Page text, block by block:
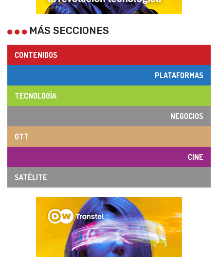
MÁS SECCIONES
CONTENIDOS
PLATAFORMAS
TECNOLOGÍA
NEGOCIOS
OTT
CINE
SATÉLITE